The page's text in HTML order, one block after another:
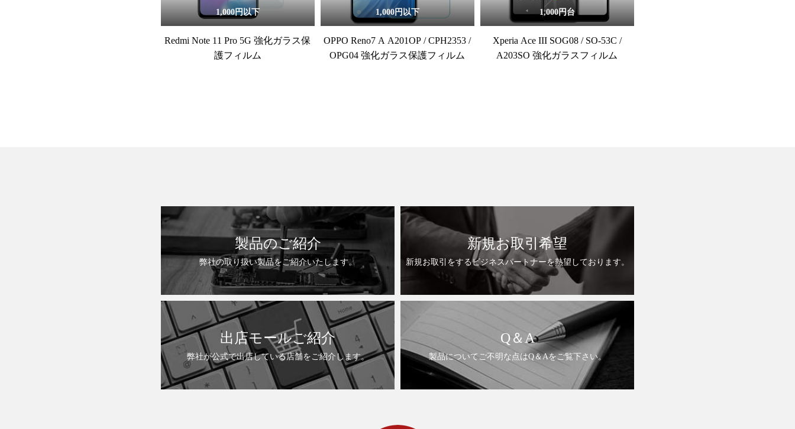
1,000円以下
Redmi Note 11 Pro 5G 強化ガラス保
護フィルム
1,000円以下
OPPO Reno7 A A201OP / CPH2353 /
OPG04 強化ガラス保護フィルム
1,000円台
Xperia Ace III SOG08 / SO-53C /
A203SO 強化ガラスフィルム
製品のご紹介
弊社の取り扱い製品をご紹介いたします。
新規お取引希望
新規お取引をするビジネスパートナーを熱望しております。
出店モールご紹介
弊社が公式で出店している店舗をご紹介します。
Q＆A
製品についてご不明な点はQ＆Aをご覧下さい。